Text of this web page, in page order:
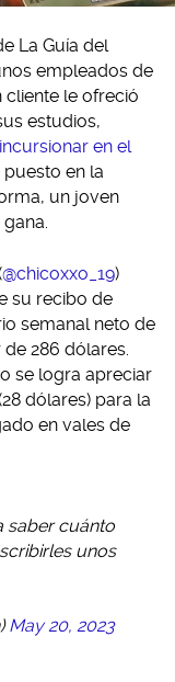
La Guía del
empleados de
cliente le ofreció
estudios,
incursionar en el
en la
un joven
@chicoxxo_19)
su recibo de
semanal neto de
286 dólares.
se logra apreciar
dólares) para la
en vales de
saber cuánto
unos
May 20, 2023